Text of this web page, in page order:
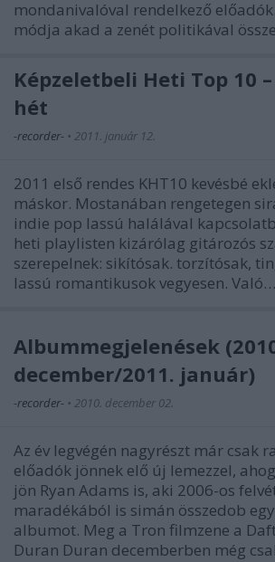
mondanivalóval rendelkező
módja akad a zenét politikával
Képzeletbeli Heti Top 10
hét
-recorder- • 2011. január 12.
2011 első rendes KHT10 kevésbé
máskor. Mostanában rengetegen
indie pop lassú halálával
heti playlisten kizárólag gitározós
szerepelnek: sikítósak. torzítósak,
lassú romantikusok vegyesen. Való…
Albummegjelenések
december/2011. január)
-recorder- • 2010. december 02.
Az év legvégén nagyrészt már csak
előadók jönnek elő új lemezzel,
jön Ryan Adams is, aki 2006-os
maradékából is simán összedob
albumot. Meg a Tron filmzene a
Duran Duran decemberben még